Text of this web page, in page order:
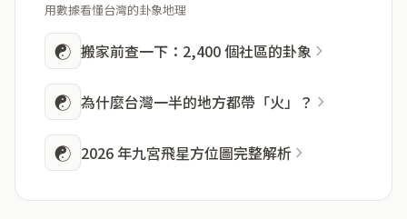
用數據看懂台灣的卦象地理
☯ 搬家前查一下：2,400 個社區的卦象
☯ 為什麼台灣一半的地方都帶「火」？
☯ 2026 年九宮飛星方位圖完整解析